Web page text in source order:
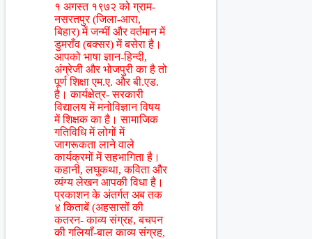
१ अगस्त १९७२ को ग्राम-
नसरतपुर (जिला-आरा,
बिहार) में जन्मीं और वर्तमान में
डुमराँव (बक्सर) में बसेरा है।
आपको भाषा ज्ञान-हिन्दी,
अंग्रेजी और भोजपुरी का है तो
पूर्ण शिक्षा एम.ए. और बी.एड.
है। कार्यक्षेत्र- सरकारी
विद्यालय में मनोविज्ञान विषय
में शिक्षक का है। सामाजिक
गतिविधि में लोगों में
जागरूकता लाने वाले
कार्यक्रमों में सहभागिता है।
कहानी, लघुकथा, कविता और
व्यंग्य लेखन आपकी विधा है।
प्रकाशन के अंतर्गत अब तक
४ किताबें (अहसासों की
कतरन- काव्य संग्रह, बचपन
की गलियाँ-बाल काव्य संग्रह,